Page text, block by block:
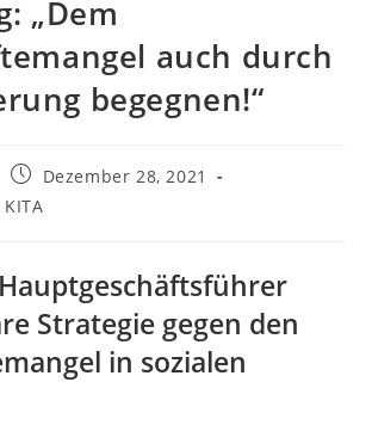
„Dem
auch durch
begegnen!“
Beitrag
veröffentlicht:
Dezember 28, 2021
KITA
Strategie gegen den
in sozialen